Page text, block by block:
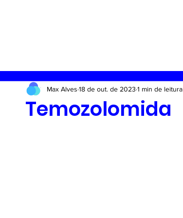
Casos clínicos Concursos
Temozolomida
Max Alves 18 de out. de 2023 1 min de leitura